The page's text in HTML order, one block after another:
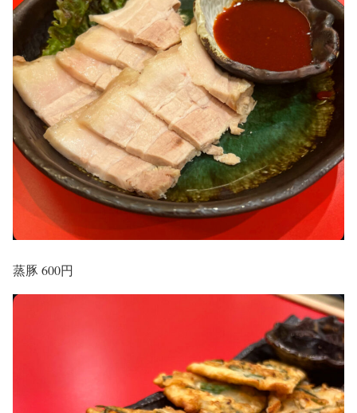
蒸豚 600円